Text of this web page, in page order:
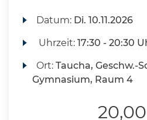
Datum: Di. 10.11.2026
Uhrzeit:17:30 - 20:30
Ort:Taucha, Geschw.-
Gymnasium, Raum 4